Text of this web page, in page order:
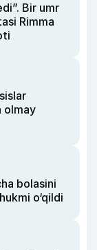
Bir umr
Rimma
olmay
bolasini
o‘qildi